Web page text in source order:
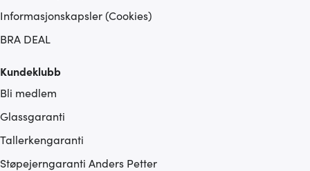
Informasjonskapsler (Cookies)
BRA DEAL
Kundeklubb
Bli medlem
Glassgaranti
Tallerkengaranti
Støpejerngaranti Anders Petter